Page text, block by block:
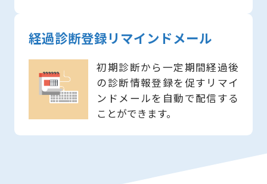
経過診断登録リマインドメール
初期診断から一定期間経過後
の診断情報登録を促すリマイ
ンドメールを自動で配信する
ことができます。